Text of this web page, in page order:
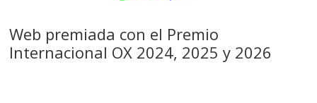
Web premiada con el Premio
Internacional OX 2024, 2025 y 2026